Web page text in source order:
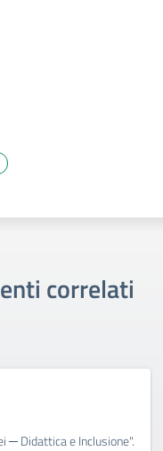
correlati
─ Didattica e Inclusione".